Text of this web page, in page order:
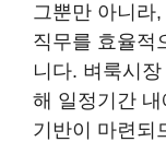
그뿐만 아니라
직무를 효율적
니다. 벼룩시
해 일정기간
기반이 마련되